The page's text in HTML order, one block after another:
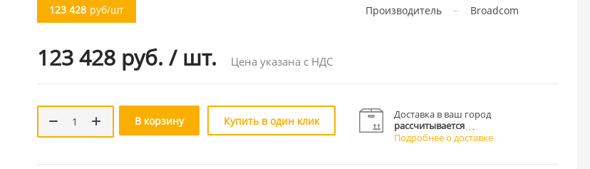
123 428 руб/шт
123 428 руб. / шт. Цена указана с НДС
Производитель Broadcom
В корзину Купить в один клик
Доставка в ваш город
рассчитывается
Подробнее о доставке